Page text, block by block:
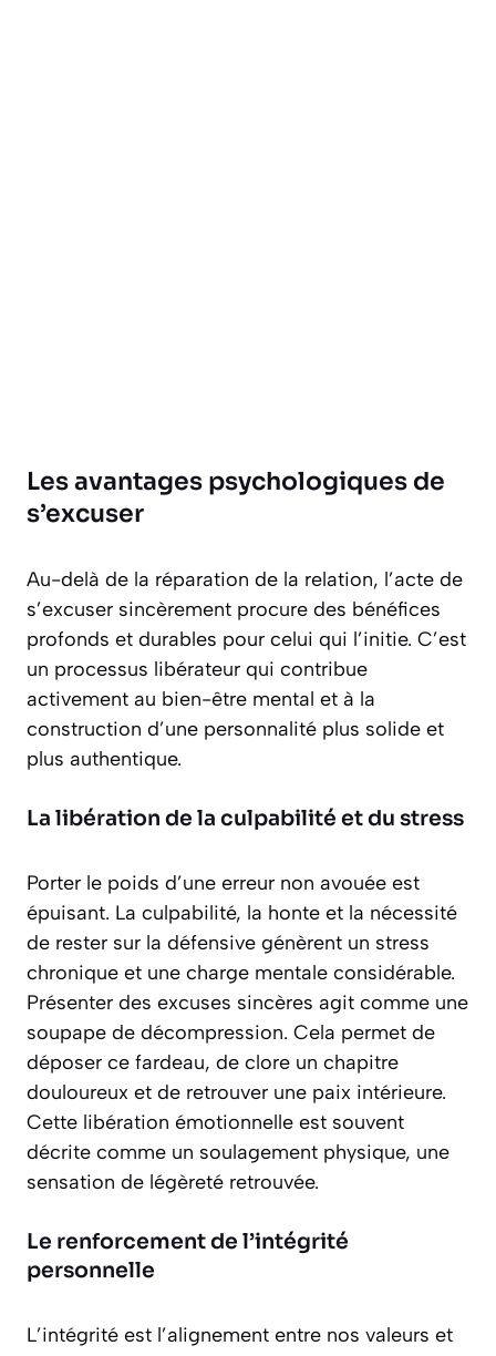
Les avantages psychologiques de
s’excuser
Au-delà de la réparation de la relation, l’acte de
s’excuser sincèrement procure des bénéfices
profonds et durables pour celui qui l’initie. C’est
un processus libérateur qui contribue
activement au bien-être mental et à la
construction d’une personnalité plus solide et
plus authentique.
La libération de la culpabilité et du stress
Porter le poids d’une erreur non avouée est
épuisant. La culpabilité, la honte et la nécessité
de rester sur la défensive génèrent un stress
chronique et une charge mentale considérable.
Présenter des excuses sincères agit comme une
soupape de décompression. Cela permet de
déposer ce fardeau, de clore un chapitre
douloureux et de retrouver une paix intérieure.
Cette libération émotionnelle est souvent
décrite comme un soulagement physique, une
sensation de légèreté retrouvée.
Le renforcement de l’intégrité
personnelle
L’intégrité est l’alignement entre nos valeurs et